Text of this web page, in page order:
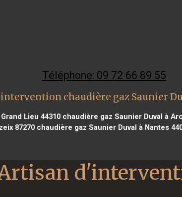
Téléphone: 09 72 66 89 55
chaudière gaz Saunier
Lieu 44310 chaudière gaz Saunier Duval à
87270chaudière gaz Saunier Duval à Nantes